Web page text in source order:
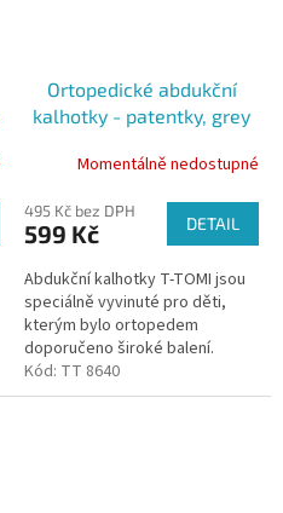
Ortopedické abdukční
kalhotky - patentky, grey
Momentálně nedostupné
495 Kč bez DPH
599 Kč DETAIL
Abdukční kalhotky T-TOMI jsou
speciálně vyvinuté pro děti,
kterým bylo ortopedem
doporučeno široké balení.
Kalhotky udržují kyčle dítěte ve
správném postavení díky všité...
Kód: TT 8640